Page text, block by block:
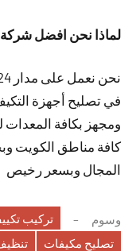
لماذا نحن افضل
في تصليح أجهزة
ومجهز بكافة المعدات
كافة مناطق الكويت
المجال وبسعر رخيص
وسوم تركيب
تصليح مكيفات